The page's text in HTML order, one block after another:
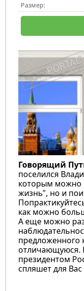
Размер:
Говорящий
поселился
которым можно
жизнь", но и
как можно
А еще можно
предложенного
отличающуюся.
президентом
спляшет для